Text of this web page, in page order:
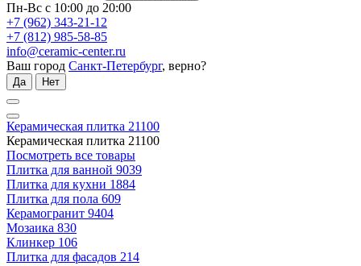
Пн-Вс с 10:00 до 20:00
+7 (962) 343-21-12
+7 (812) 985-58-85
info@ceramic-center.ru
Ваш город Санкт-Петербург, верно?
Да Нет
Керамическая плитка 21100
Керамическая плитка 21100
Посмотреть все товары
Плитка для ванной 9039
Плитка для кухни 1884
Плитка для пола 609
Керамогранит 9404
Мозаика 830
Клинкер 106
Плитка для фасадов 214